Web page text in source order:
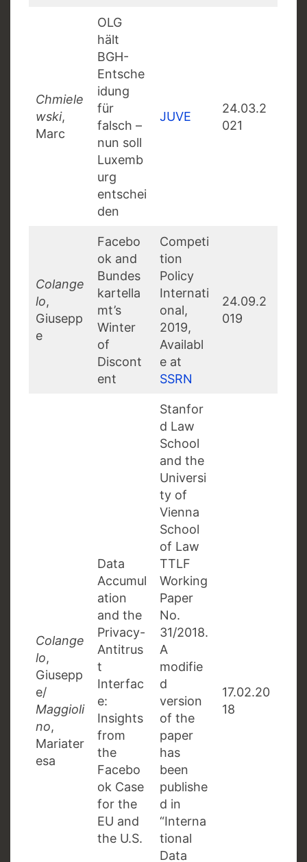
Chmiele
wski,
Marc
OLG
hält
BGH-
Entsche
idung
für
falsch –
nun soll
Luxemb
urg
entschei
den
JUVE
24.03.2
021
Colange
lo,
Giusepp
e
Facebo
ok and
Bundes
kartella
mt’s
Winter
of
Discont
ent
Competi
tion
Policy
Internati
onal,
2019,
Availabl
e at
SSRN
24.09.2
019
Colange
lo,
Giusepp
e/
Maggioli
no,
Mariater
esa
Data
Accumul
ation
and the
Privacy-
Antitrus
t
Interfac
e:
Insights
from
the
Facebo
ok Case
for the
EU and
the U.S.
Stanfor
d Law
School
and the
Universi
ty of
Vienna
School
of Law
TTLF
Working
Paper
No.
31/2018.
A
modifie
d
version
of the
paper
has
been
publishe
d in
“Interna
tional
Data
17.02.20
18